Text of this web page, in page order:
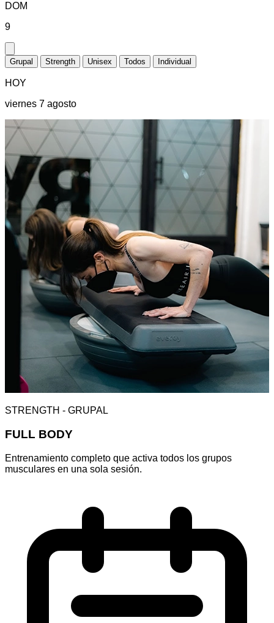
DOM
9
Grupal Strength Unisex Todos Individual
HOY
viernes 7 agosto
STRENGTH - GRUPAL
FULL BODY
Entrenamiento completo que activa todos los grupos
musculares en una sola sesión.